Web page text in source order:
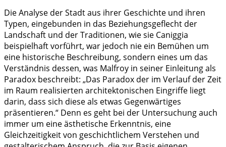
Die Analyse der Stadt aus ihrer Geschichte und ihren
Typen, eingebunden in das Beziehungsgeflecht der
Landschaft und der Traditionen, wie sie Caniggia
beispielhaft vorführt, war jedoch nie ein Bemühen um
eine historische Beschreibung, sondern eines um das
Verständnis dessen, was Malfroy in seiner Einleitung als
Paradox beschreibt: „Das Paradox der im Verlauf der Zeit
im Raum realisierten architektonischen Eingriffe liegt
darin, dass sich diese als etwas Gegenwärtiges
präsentieren.“ Denn es geht bei der Untersuchung auch
immer um eine ästhetische Erkenntnis, eine
Gleichzeitigkeit von geschichtlichem Verstehen und